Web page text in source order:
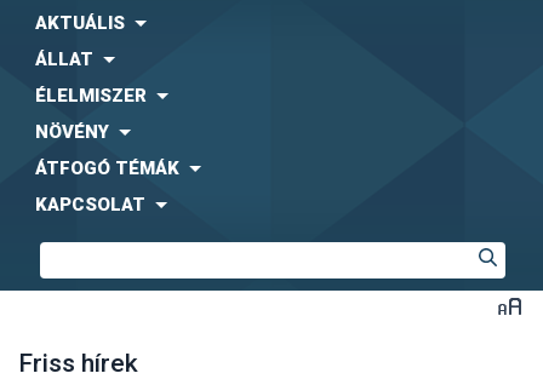
AKTUÁLIS
ÁLLAT
ÉLELMISZER
NÖVÉNY
ÁTFOGÓ TÉMÁK
KAPCSOLAT
Friss hírek